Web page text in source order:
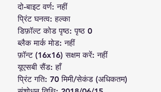
दो-बाइट वर्ण: नहीं
प्रिंट घनत्व: हल्का
डिफ़ॉल्ट कोड पृष्ठ: पृष्ठ 0
ब्लैक मार्क मोड: नहीं
फ़ॉन्ट (16x16) सक्षम करें: नहीं
यूएसबी सैंड: हाँ
प्रिंट गति: 70 मिमी/सेकंड (अधिकतम)